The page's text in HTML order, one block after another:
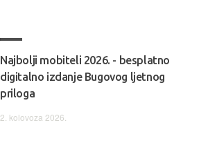
Najbolji mobiteli 2026. - besplatno
digitalno izdanje Bugovog ljetnog
priloga
2. kolovoza 2026.